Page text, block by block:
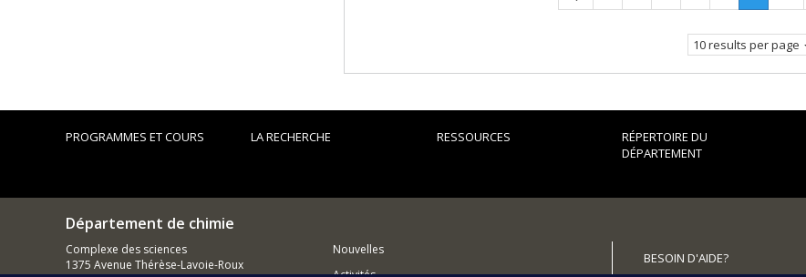
page
Current
10 results per page
PROGRAMMES ET COURS LA RECHERCHE RESSOURCES
RÉPERTOIRE DU
DÉPARTEMENT
Département de chimie
Complexe des sciences
1375 Avenue Thérèse-Lavoie-Roux
Nouvelles
BESOIN D'AIDE?